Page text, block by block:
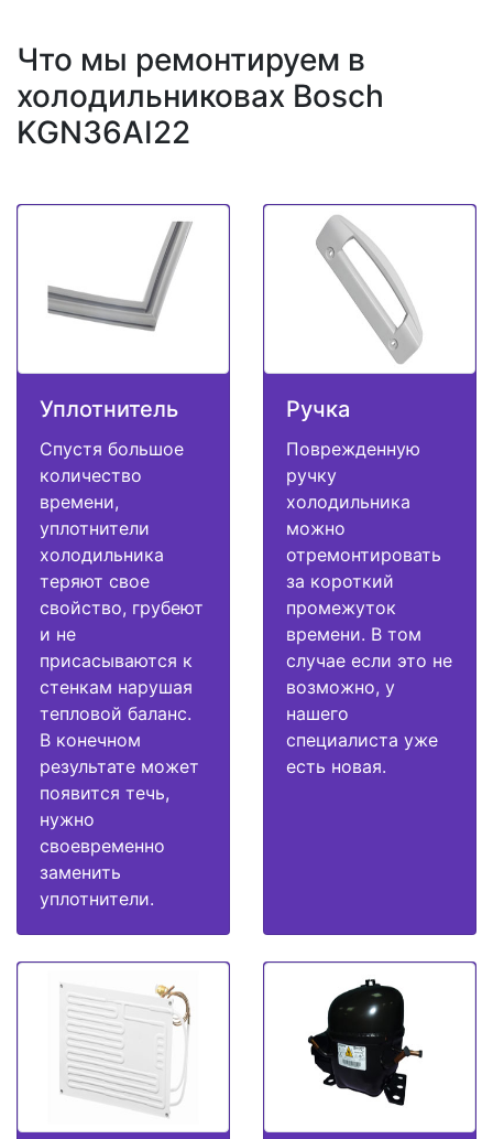
Что мы ремонтируем в
холодильниковах Bosch
KGN36AI22
Уплотнитель
Спустя большое
количество
времени,
уплотнители
холодильника
теряют свое
свойство, грубеют
и не
присасываются к
стенкам нарушая
тепловой баланс.
В конечном
результате может
появится течь,
нужно
своевременно
заменить
уплотнители.
Ручка
Поврежденную
ручку
холодильника
можно
отремонтировать
за короткий
промежуток
времени. В том
случае если это не
возможно, у
нашего
специалиста уже
есть новая.